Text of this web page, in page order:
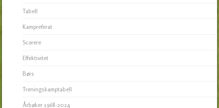
Tabell
Kampreferat
Scorere
Effektivitet
Børs
Treningskamptabell
Årbøker 1968-2024